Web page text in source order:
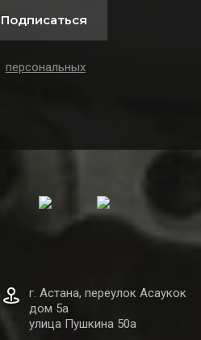
персональных
Подписаться
г. Астана, переулок Асаукок
дом 5а
улица Пушкина 50а